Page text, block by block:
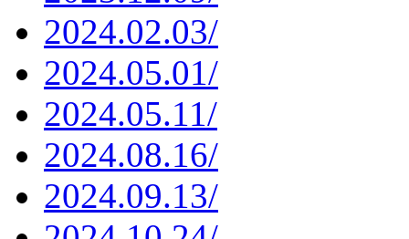
2024.02.03/
2024.05.01/
2024.05.11/
2024.08.16/
2024.09.13/